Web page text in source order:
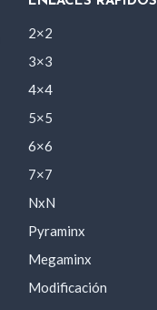
2×2
3×3
4×4
5×5
6×6
7×7
NxN
Pyraminx
Megaminx
Modificación